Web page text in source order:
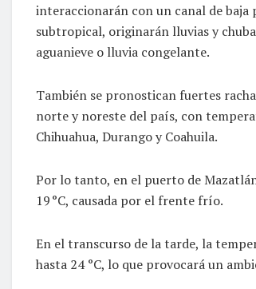
interaccionarán con un canal de
subtropical, originarán lluvias y
aguanieve o lluvia congelante.
También se pronostican fuertes
norte y noreste del país, con
Chihuahua, Durango y Coahuila.
Por lo tanto, en el puerto de
19 °C, causada por el frente frío.
En el transcurso de la tarde, la
hasta 24 °C, lo que provocará un